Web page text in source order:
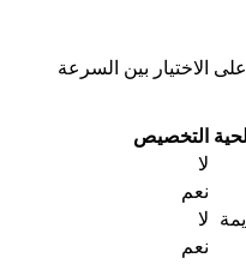
السرعة